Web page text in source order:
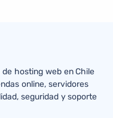
de hosting web en Chile
online, servidores
seguridad y soporte